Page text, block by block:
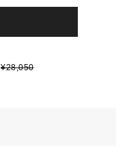
¥28,050